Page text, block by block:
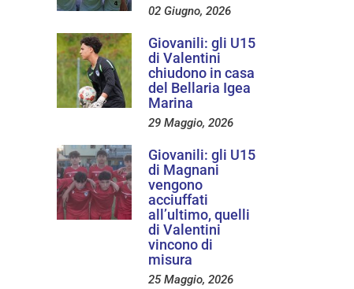
02 Giugno, 2026
Giovanili: gli U15
di Valentini
chiudono in casa
del Bellaria Igea
Marina
29 Maggio, 2026
Giovanili: gli U15
di Magnani
vengono
acciuffati
all’ultimo, quelli
di Valentini
vincono di
misura
25 Maggio, 2026